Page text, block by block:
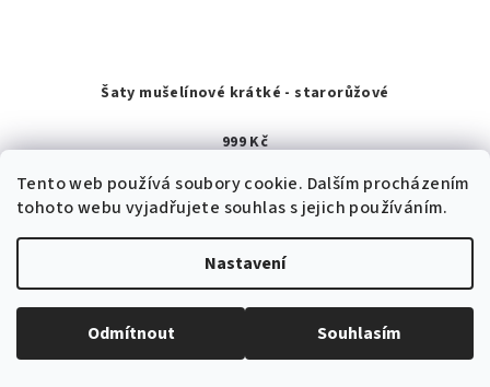
Tento web používá soubory cookie. Dalším procházením
tohoto webu vyjadřujete souhlas s jejich používáním.
Nastavení
Odmítnout Souhlasím
Šaty mušelínové krátké - starorůžové
999 Kč
Do košíku
Rozkošné a vzdušné mini šaty z kvalitního mušelínu ve
starorůžové barvě. Okouzlující křížové zavazování na zádech z
nich dělá neodolatelný letní kousek.💙